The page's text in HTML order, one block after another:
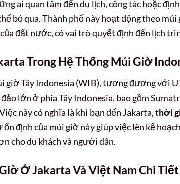
ai quan tâm đến du lịch, công tác hoặc
bỏ qua. Thành phố này hoạt động theo
đất nước, có vai trò quyết định đến lịch
Trong Hệ Thống Múi Giờ
giờ Tây Indonesia (WIB), tương đương với
lớn ở phía Tây Indonesia, bao gồm
này có nghĩa là khi bạn đến Jakarta,thời
ổn định của múi giờ này giúp việc lên kế
cho du khách và người dân.
Ở Jakarta Và Việt Nam Chi